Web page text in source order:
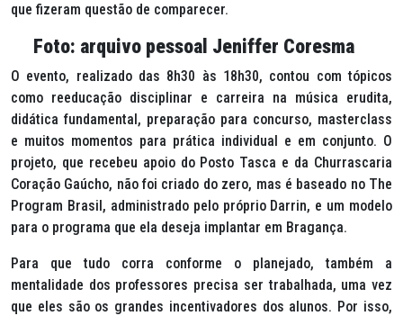
que fizeram questão de comparecer.
Foto: arquivo pessoal Jeniffer Coresma
O evento, realizado das 8h30 às 18h30, contou com tópicos
como reeducação disciplinar e carreira na música erudita,
didática fundamental, preparação para concurso, masterclass
e muitos momentos para prática individual e em conjunto. O
projeto, que recebeu apoio do Posto Tasca e da Churrascaria
Coração Gaúcho, não foi criado do zero, mas é baseado no The
Program Brasil, administrado pelo próprio Darrin, e um modelo
para o programa que ela deseja implantar em Bragança.
Para que tudo corra conforme o planejado, também a
mentalidade dos professores precisa ser trabalhada, uma vez
que eles são os grandes incentivadores dos alunos. Por isso,